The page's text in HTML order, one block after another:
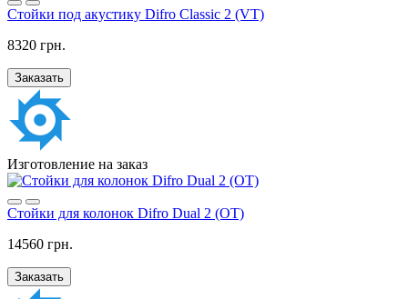
Стойки под акустику Difro Classic 2 (VT)
8320 грн.
Заказать
Изготовление на заказ
Стойки для колонок Difro Dual 2 (OT)
14560 грн.
Заказать